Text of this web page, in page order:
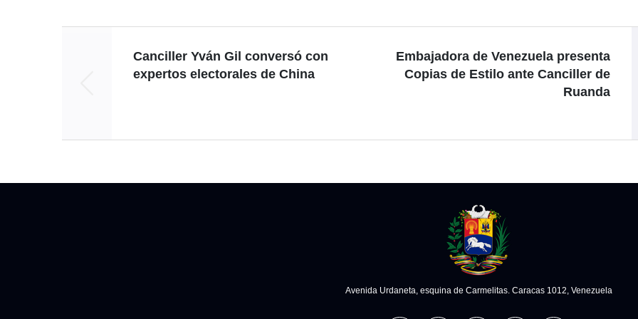
Canciller Yván Gil conversó con
expertos electorales de China
Embajadora de Venezuela presenta
Copias de Estilo ante Canciller de
Ruanda
Avenida Urdaneta, esquina de Carmelitas. Caracas 1012, Venezuela